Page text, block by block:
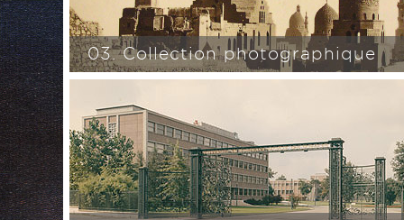
03. Collection photographique